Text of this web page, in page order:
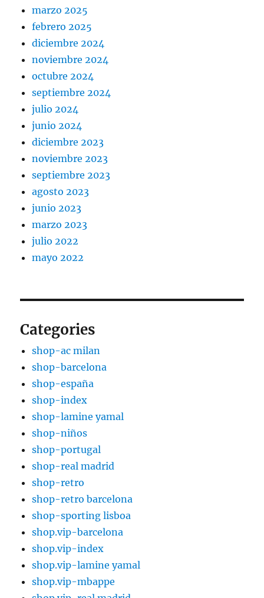
marzo 2025
febrero 2025
diciembre 2024
noviembre 2024
octubre 2024
septiembre 2024
julio 2024
junio 2024
diciembre 2023
noviembre 2023
septiembre 2023
agosto 2023
junio 2023
marzo 2023
julio 2022
mayo 2022
Categories
shop-ac milan
shop-barcelona
shop-españa
shop-index
shop-lamine yamal
shop-niños
shop-portugal
shop-real madrid
shop-retro
shop-retro barcelona
shop-sporting lisboa
shop.vip-barcelona
shop.vip-index
shop.vip-lamine yamal
shop.vip-mbappe